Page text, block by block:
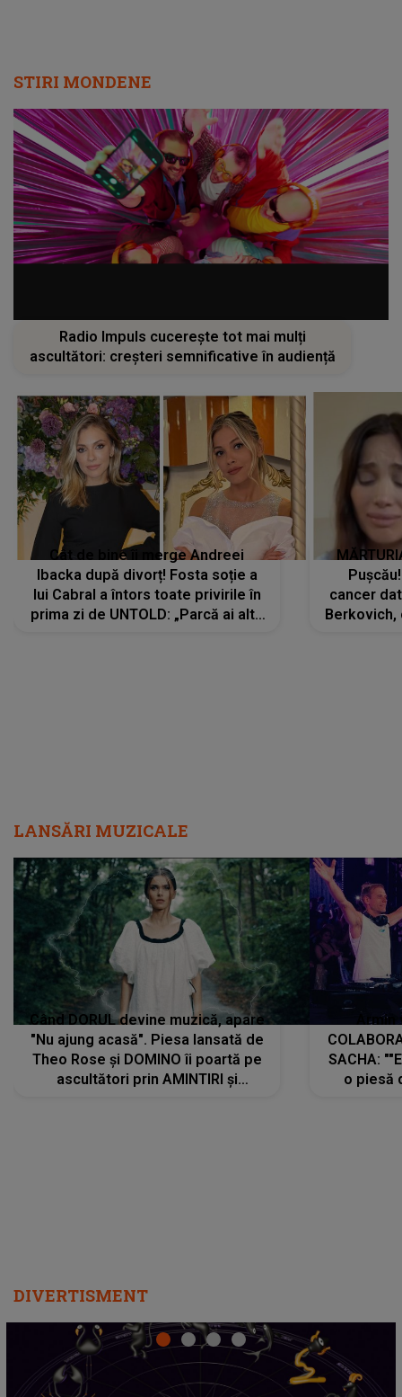
STIRI MONDENE
Radio Impuls cucerește tot mai mulți
ascultători: creșteri semnificative în audiență
Cât de bine îi merge Andreei
Ibacka după divorț! Fosta soție a
lui Cabral a întors toate privirile în
prima zi de UNTOLD: „Parcă ai altă
cancer
Berkovich,
LANSĂRI MUZICALE
Când DORUL devine muzică, apare
"Nu ajung acasă". Piesa lansată de
Theo Rose și DOMINO îi poartă pe
ascultători prin AMINTIRI și
SACHA:
o piesă
DIVERTISMENT